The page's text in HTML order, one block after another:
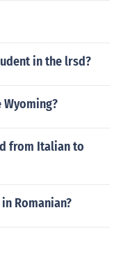
in the lrsd?
Wyoming?
from Italian to
Romanian?